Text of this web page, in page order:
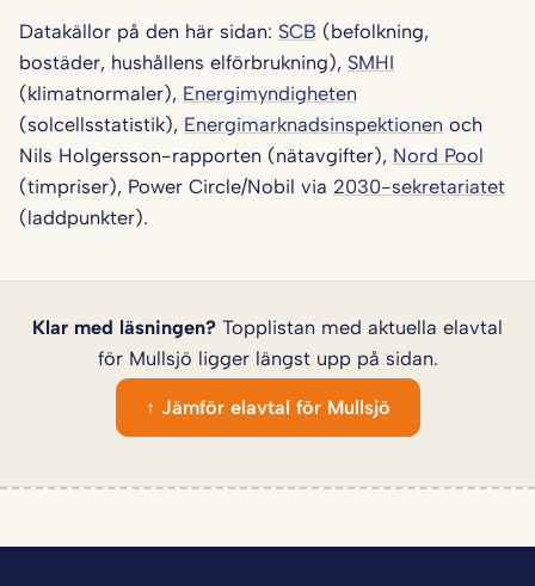
Datakällor på den här sidan: SCB (befolkning,
bostäder, hushållens elförbrukning), SMHI
(klimatnormaler), Energimyndigheten
(solcellsstatistik), Energimarknadsinspektionen och
Nils Holgersson-rapporten (nätavgifter), Nord Pool
(timpriser), Power Circle/Nobil via 2030-sekretariatet
(laddpunkter).
Klar med läsningen? Topplistan med aktuella elavtal
för Mullsjö ligger längst upp på sidan.
↑ Jämför elavtal för Mullsjö